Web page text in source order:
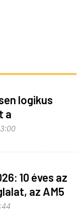
logikus
a
10 éves az
az AM5
évig